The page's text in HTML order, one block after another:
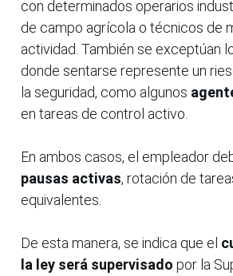
con determinados operarios
de campo agrícola o técnicos de
actividad. También se exceptúan
donde sentarse represente un
la seguridad, como algunos
en tareas de control activo.
En ambos casos, el empleador
pausas activas, rotación de
equivalentes.
De esta manera, se indica que el
la ley será supervisado por la